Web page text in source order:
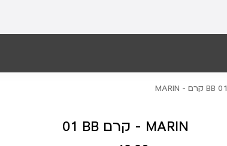
01 BB קרם - MARIN
01 BB קרם - MARIN